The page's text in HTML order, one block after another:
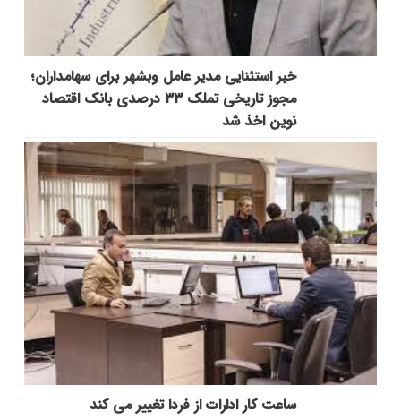
خبر استثنایی مدیر عامل وبشهر برای سهامداران؛
مجوز تاریخی تملک ۳۳ درصدی بانک اقتصاد
نوین اخذ شد
ساعت کار ادارات از فردا تغییر می کند